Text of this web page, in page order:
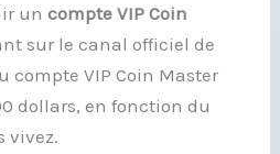
uncompte VIP Coin
sur le canal officiel de
compte VIP Coin Master
dollars, en fonction du
vivez.